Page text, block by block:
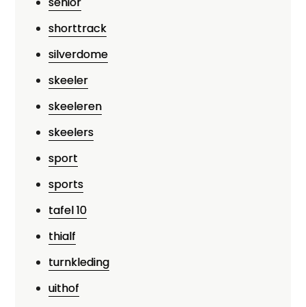
shorttrack
silverdome
skeeler
skeeleren
skeelers
sport
sports
tafel 10
thialf
turnkleding
uithof